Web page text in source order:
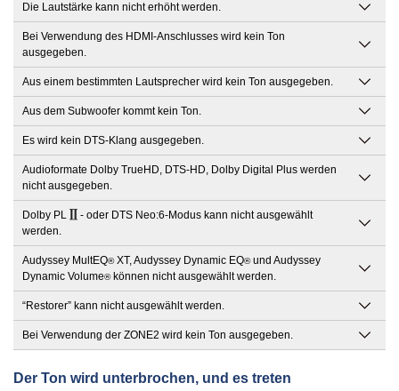
Die Lautstärke kann nicht erhöht werden.
Bei Verwendung des HDMI-Anschlusses wird kein Ton
ausgegeben.
Aus einem bestimmten Lautsprecher wird kein Ton ausgegeben.
Aus dem Subwoofer kommt kein Ton.
Es wird kein DTS-Klang ausgegeben.
Audioformate Dolby TrueHD, DTS-HD, Dolby Digital Plus werden
nicht ausgegeben.
Dolby PL
- oder DTS Neo:6-Modus kann nicht ausgewählt
werden.
Audyssey MultEQ®XT, Audyssey Dynamic EQ®und Audyssey
Dynamic Volume®können nicht ausgewählt werden.
“Restorer” kann nicht ausgewählt werden.
Bei Verwendung der ZONE2 wird kein Ton ausgegeben.
Der Ton wird unterbrochen, und es treten